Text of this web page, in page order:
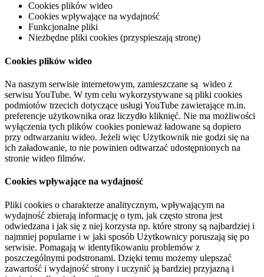
Cookies plików wideo
Cookies wpływające na wydajność
Funkcjonalne pliki
Niezbędne pliki cookies (przyspieszają stronę)
Cookies plików wideo
Na naszym serwisie internetowym, zamieszczane są wideo z
serwisu YouTube. W tym celu wykorzystywane są pliki cookies
podmiotów trzecich dotyczące usługi YouTube zawierające m.in.
preferencje użytkownika oraz liczydło kliknięć. Nie ma możliwości
wyłączenia tych plików cookies ponieważ ładowane są dopiero
przy odtwarzaniu wideo. Jeżeli więc Użytkownik nie godzi się na
ich załadowanie, to nie powinien odtwarzać udostępnionych na
stronie wideo filmów.
Cookies wpływające na wydajność
Pliki cookies o charakterze analitycznym, wpływającym na
wydajność zbierają informację o tym, jak często strona jest
odwiedzana i jak się z niej korzysta np. które strony są najbardziej i
najmniej popularne i w jaki sposób Użytkownicy poruszają się po
serwisie. Pomagają w identyfikowaniu problemów z
poszczególnymi podstronami. Dzięki temu możemy ulepszać
zawartość i wydajność strony i uczynić ją bardziej przyjazną i